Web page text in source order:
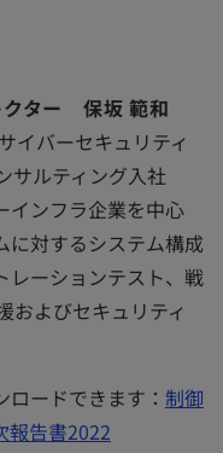
ター 保坂 範和
イバーセキュリティ
サルティング入社
インフラ企業を中心
に対するシステム構成
レーションテスト、戦
およびセキュリティ
ードできます： 制御
報告書2022